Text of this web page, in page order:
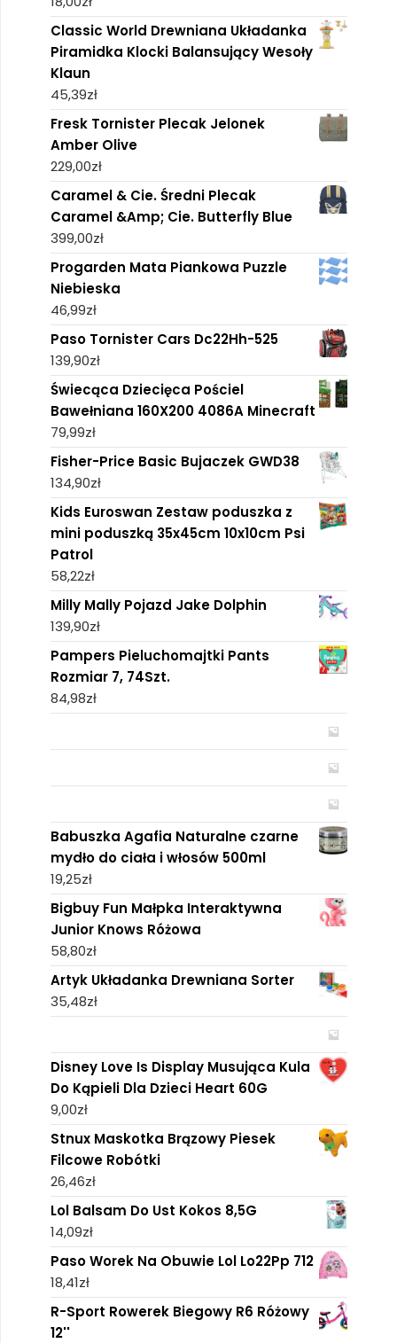
Classic World Drewniana Układanka
Piramidka Klocki Balansujący Wesoły
Klaun
45,39zł
Fresk Tornister Plecak Jelonek
Amber Olive
229,00zł
Caramel & Cie. Średni Plecak
Caramel &Amp; Cie. Butterfly Blue
399,00zł
Progarden Mata Piankowa Puzzle
Niebieska
46,99zł
Paso Tornister Cars Dc22Hh-525
139,90zł
Świecąca Dziecięca Pościel
Bawełniana 160X200 4086A Minecraft
79,99zł
Fisher-Price Basic Bujaczek GWD38
134,90zł
Kids Euroswan Zestaw poduszka z
mini poduszką 35x45cm 10x10cm Psi
Patrol
58,22zł
Milly Mally Pojazd Jake Dolphin
139,90zł
Pampers Pieluchomajtki Pants
Rozmiar 7, 74Szt.
84,98zł
Babuszka Agafia Naturalne czarne
mydło do ciała i włosów 500ml
19,25zł
Bigbuy Fun Małpka Interaktywna
Junior Knows Różowa
58,80zł
Artyk Układanka Drewniana Sorter
35,48zł
Disney Love Is Display Musująca Kula
Do Kąpieli Dla Dzieci Heart 60G
9,00zł
Stnux Maskotka Brązowy Piesek
Filcowe Robótki
26,46zł
Lol Balsam Do Ust Kokos 8,5G
14,09zł
Paso Worek Na Obuwie Lol Lo22Pp 712
18,41zł
R-Sport Rowerek Biegowy R6 Różowy
12''